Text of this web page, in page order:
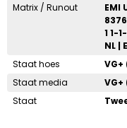
Matrix / Runout
EMI
1 1-
NL |
Staat hoes
Staat media
Staat